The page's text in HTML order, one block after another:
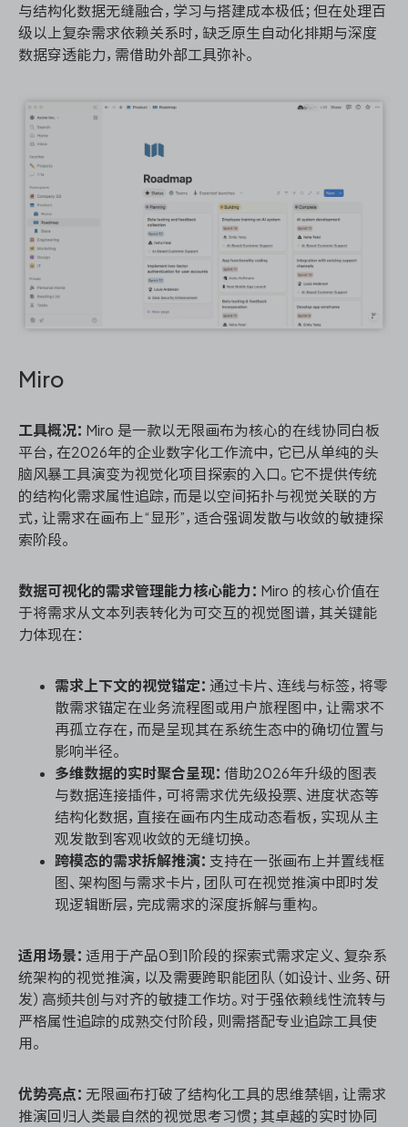
与结构化数据无缝融合，学习与搭建成本极低；但在处理百
级以上复杂需求依赖关系时，缺乏原生自动化排期与深度
数据穿透能力，需借助外部工具弥补。
Miro
工具概况： Miro 是一款以无限画布为核心的在线协同白板
平台，在2026年的企业数字化工作流中，它已从单纯的头
脑风暴工具演变为视觉化项目探索的入口。它不提供传统
的结构化需求属性追踪，而是以空间拓扑与视觉关联的方
式，让需求在画布上“显形”，适合强调发散与收敛的敏捷探
索阶段。
数据可视化的需求管理能力核心能力： Miro 的核心价值在
于将需求从文本列表转化为可交互的视觉图谱，其关键能
力体现在：
需求上下文的视觉锚定： 通过卡片、连线与标签，将零
散需求锚定在业务流程图或用户旅程图中，让需求不
再孤立存在，而是呈现其在系统生态中的确切位置与
影响半径。
多维数据的实时聚合呈现： 借助2026年升级的图表
与数据连接插件，可将需求优先级投票、进度状态等
结构化数据，直接在画布内生成动态看板，实现从主
观发散到客观收敛的无缝切换。
跨模态的需求拆解推演： 支持在一张画布上并置线框
图、架构图与需求卡片，团队可在视觉推演中即时发
现逻辑断层，完成需求的深度拆解与重构。
适用场景： 适用于产品0到1阶段的探索式需求定义、复杂系
统架构的视觉推演，以及需要跨职能团队（如设计、业务、研
发）高频共创与对齐的敏捷工作坊。对于强依赖线性流转与
严格属性追踪的成熟交付阶段，则需搭配专业追踪工具使
用。
优势亮点： 无限画布打破了结构化工具的思维禁锢，让需求
推演回归人类最自然的视觉思考习惯；其卓越的实时协同